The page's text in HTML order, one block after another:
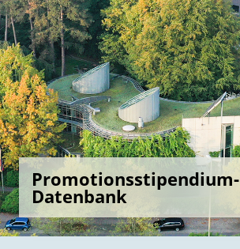
Promotionsstipendium-
Datenbank